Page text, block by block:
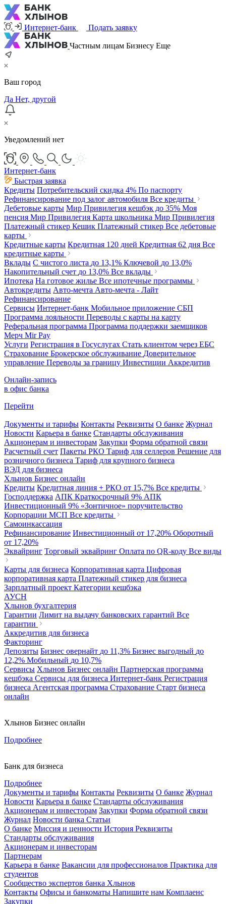
Интернет-банк Подать заявку
Частным лицам Бизнесу Еще
Ваш город
Да Нет, другой
Уведомлений нет
Интернет-банк
Быстрая заявка
Кредиты Потребительский скидка 4% По паспорту
Рефинансирование под залог автомобиля Все кредиты
Дебетовые карты Мир Привилегия кешбэк до 35% Моя
пенсия Мир Привилегия Карта школьника Мир Привилегия
Платежный стикер Кешик Платежный стикер Все дебетовые
карты
Кредитные карты Кредитная 120 дней Кредитная 62 дня Все
кредитные карты
Вклады С чистого листа до 13,1% Ключевой до 13,0%
Накопительный счет до 13,0% Все вклады
Ипотека На готовое жилье Все ипотечные программы
Автокредиты Авто-мечта Авто-мечта - Лайт
Рефинансирование
Сервисы Интернет-банк Мобильное приложение СБП
Программа лояльности Переводы с карты на карту
Реферальная программа Программа поддержки заемщиков
Мерч Mir Pay
Услуги Регистрация в Госуслугах Стать клиентом через ЕБС
Страхование Брокерское обслуживание Доверительное
управление Переводы за границу Инвестиции Аккредитив
Онлайн-запись
в офис банка
Перейти
Документы и тарифы Контакты Реквизиты О банке Журнал
Новости Карьера в банке Стандарты обслуживания
Акционерам и инвесторам Закупки Форма обратной связи
Расчетный счет Пакеты РКО Тариф для селлеров Решение для
розничного бизнеса Тариф для крупного бизнеса
ВЭД для бизнеса
Хлынов Бизнес онлайн
Кредиты Кредитная линия + РКО от 15,7% Все кредиты
Господдержка АПК Краткосрочный 9% АПК
Инвестиционный 9% «Зонтичное» поручительство
Корпорации МСП Все кредиты
Самоинкассация
Рефинансирование Инвестиционный от 17,20% Оборотный
от 17,20%
Эквайринг Торговый эквайринг Оплата по QR-коду Все виды
Карты для бизнеса Корпоративная карта Цифровая
корпоративная карта Платежный стикер для бизнеса
Зарплатный проект Категории кешбэка
АУСН
Хлынов бухгалтерия
Гарантии Лимит на выдачу банковских гарантий Все
гарантии
Аккредитив для бизнеса
Факторинг
Депозиты Бизнес овернайт до 11,3% Бизнес выгодный до
12,2% Мобильный до 10,7%
Сервисы Хлынов Бизнес онлайн Партнерская программа
кешбэка Сервисы для бизнеса Интернет-банк Регистрация
бизнеса Агентская программа Страхование Старт бизнеса
онлайн
Хлынов Бизнес онлайн
Подробнее
Банк для бизнеса
Подробнее
Документы и тарифы Контакты Реквизиты О банке Журнал
Новости Карьера в банке Стандарты обслуживания
Акционерам и инвесторам Закупки Форма обратной связи
Журнал Новости банка Статьи
О банке Миссия и ценности История Реквизиты
Стандарты обслуживания
Акционерам и инвесторам
Партнерам
Карьера в банке Вакансии для профессионалов Практика для
студентов
Сообщество экспертов банка Хлынов
Контакты Офисы и банкоматы Напишите нам Комплаенс
Закупки